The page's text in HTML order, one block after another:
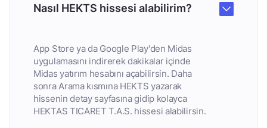
Nasıl HEKTS hissesi alabilirim?
App Store ya da Google Play'den Midas
uygulamasını indirerek dakikalar içinde
Midas yatırım hesabını açabilirsin. Daha
sonra Arama kısmına HEKTS yazarak
hissenin detay sayfasına gidip kolayca
HEKTAS TICARET T.A.S. hissesi alabilirsin.